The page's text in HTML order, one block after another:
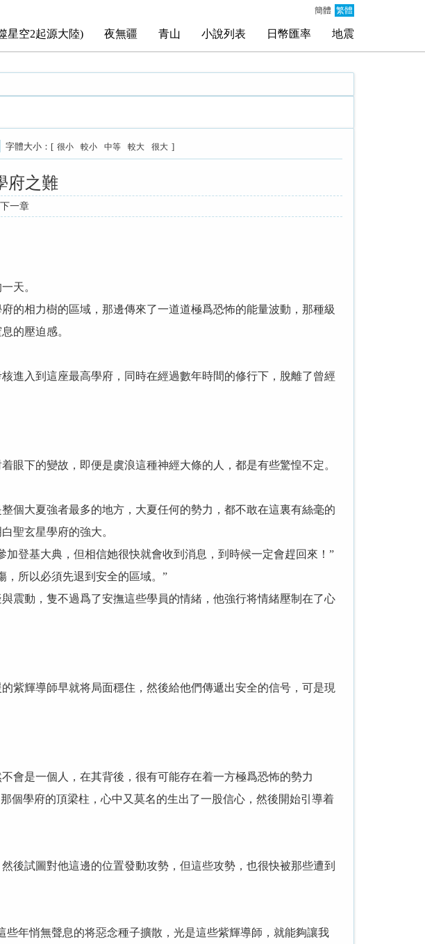
簡體 繁體
星空2起源大陸) 夜無疆 青山 小說列表 日幣匯率 地震
字體大小：[ 很小 較小 中等 較大 很大 ]
府之難
下一章
天。
相力樹的區域，那邊傳來了一道道極爲恐怖的能量波動，那種級
的壓迫感。
入到這座最高學府，同時在經過數年時間的修行下，脫離了曾經
下的變故，即便是虞浪這種神經大條的人，都是有些驚惶不定。
大夏強者最多的地方，大夏任何的勢力，都不敢在這裏有絲毫的
聖玄星學府的強大。
登基大典，但相信她很快就會收到消息，到時候一定會趕回來！”
所以必須先退到安全的區域。”
動，隻不過爲了安撫這些學員的情緒，他強行将情緒壓制在了心
輝導師早就将局面穩住，然後給他們傳遞出安全的信号，可是現
是一個人，在其背後，很有可能存在着一方極爲恐怖的勢力
學府的頂梁柱，心中又莫名的生出了一股信心，然後開始引導着
試圖對他這邊的位置發動攻勢，但這些攻勢，也很快被那些遭到
年悄無聲息的将惡念種子擴散，光是這些紫輝導師，就能夠讓我